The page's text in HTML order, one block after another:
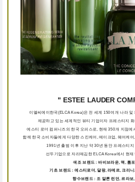
" ESTEE LAUDER
이엘씨에이한국(ELCA Korea)은 전 세계 150여개 나라 및
제공하고 있는 세계적인 뷰티 기업이자 프레스티지
에스티 로더 컴퍼니즈의 한국 오피스로, 현재 350개 지점에
함께 한국 소비자들에게 다양한 스킨케어, 메이크업, 헤어케
1991년 출범 이후 지난 약 30년 동안 프레스티
선두기업으로 자리매김한 ELCA Korea에서 현재
색조 브랜드 : 바비브라운, 맥, 톰
기초 브랜드 : 에스티로더, 달팡, 라메르, 크리
향수브랜드 : 조 말론 런던, 르라보,